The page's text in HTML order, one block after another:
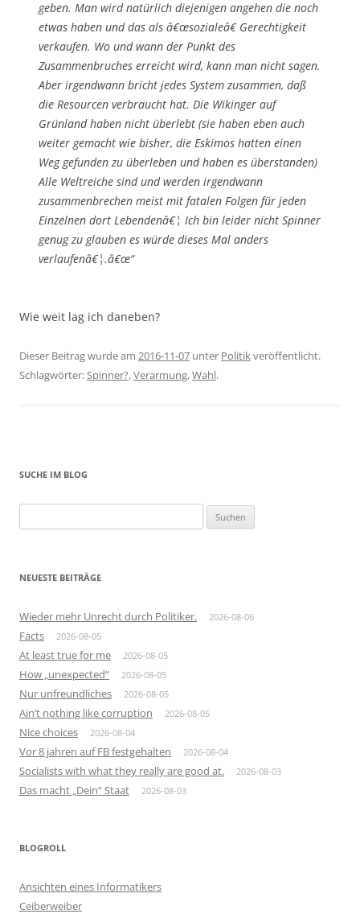
geben. Man wird natürlich diejenigen angehen die noch
etwas haben und das als â€œsozialeâ€ Gerechtigkeit
verkaufen. Wo und wann der Punkt des
Zusammenbruches erreicht wird, kann man nicht sagen.
Aber irgendwann bricht jedes System zusammen, daß
die Resourcen verbraucht hat. Die Wikinger auf
Grünland haben nicht überlebt (sie haben eben auch
weiter gemacht wie bisher, die Eskimos hatten einen
Weg gefunden zu überleben und haben es überstanden)
Alle Weltreiche sind und werden irgendwann
zusammenbrechen meist mit fatalen Folgen für jeden
Einzelnen dort Lebendenâ€¦ Ich bin leider nicht Spinner
genug zu glauben es würde dieses Mal anders
verlaufenâ€¦.â€œ“
Wie weit lag ich daneben?
Dieser Beitrag wurde am 2016-11-07 unter Politikveröffentlicht.
Schlagwörter:Spinner?,Verarmung,Wahl.
SUCHE IM BLOG
nach:
NEUESTE BEITRÄGE
Wieder mehr Unrecht durch Politiker. 2026-08-06
Facts 2026-08-05
At least true for me 2026-08-05
How „unexpected“ 2026-08-05
Nur unfreundliches 2026-08-05
Ain’t nothing like corruption 2026-08-05
Nice choices 2026-08-04
Vor 8 jahren auf FB festgehalten 2026-08-04
Socialists with what they really are good at. 2026-08-03
Das macht „Dein“ Staat 2026-08-03
BLOGROLL
Ansichten eines Informatikers
Ceiberweiber